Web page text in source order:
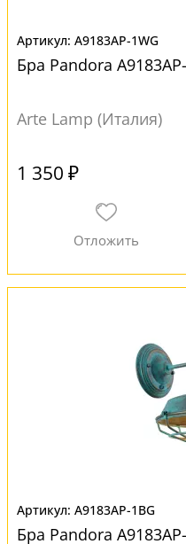
A9183AP-1WG
Бра Pandora
Arte Lamp (Италия)
1 350 ₽
A9183AP-1BG
Бра Pandora